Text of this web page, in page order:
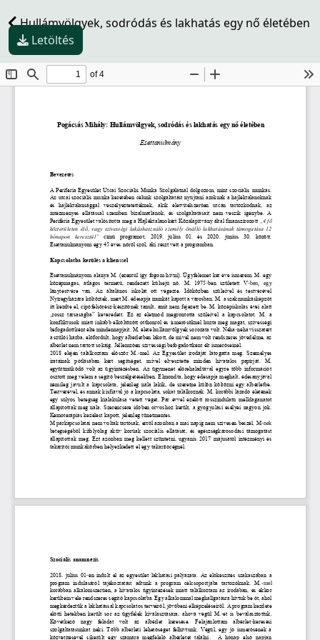
Hullámvölgyek, sodródás és lakhatás egy nő életében
Letöltés